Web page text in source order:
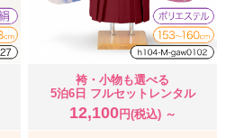
袴・小物も選べる
5泊6日 フルセットレンタル
12,100円(税込) ～